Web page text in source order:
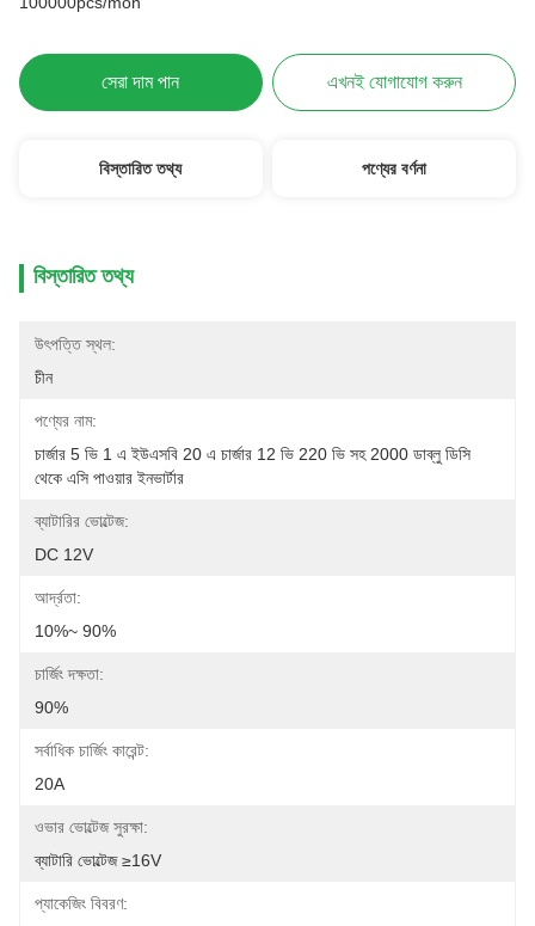
সেরা দাম পান এখনই যোগাযোগ করুন
বিস্তারিত তথ্য পণ্যের বর্ণনা
বিস্তারিত তথ্য
উৎপত্তি স্থল:
চীন
পণ্যের নাম:
চার্জার 5 ভি 1 এ ইউএসবি 20 এ চার্জার 12 ভি 220 ভি সহ 2000 ডাব্লু ডিসি
থেকে এসি পাওয়ার ইনভার্টার
ব্যাটারির ভোল্টেজ:
DC 12V
আর্দ্রতা:
10%~ 90%
চার্জিং দক্ষতা:
90%
সর্বাধিক চার্জিং কারেন্ট:
20A
ওভার ভোল্টেজ সুরক্ষা:
ব্যাটারি ভোল্টেজ ≥16V
প্যাকেজিং বিবরণ: